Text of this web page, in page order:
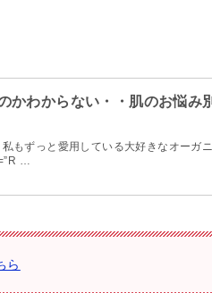
かわからない・・肌のお悩み
もずっと愛用している大好きなオーガ
…
ら